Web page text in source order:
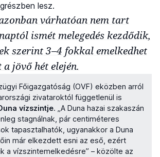
lesz.
várhatóan nem tart
ismét melegedés kezdődik,
szerint 3–4 fokkal emelkedhet
jövő hét elején.
Főigazgatóság (OVF) eközben arról
zivataroktól függetlenül is
vízszintje. „A Duna hazai szakaszán
stagnálnak, pár centiméteres
tapasztalhatók, ugyanakkor a Duna
már elkezdett esni az eső, ezért
a vízszintemelkedésre” – közölte az